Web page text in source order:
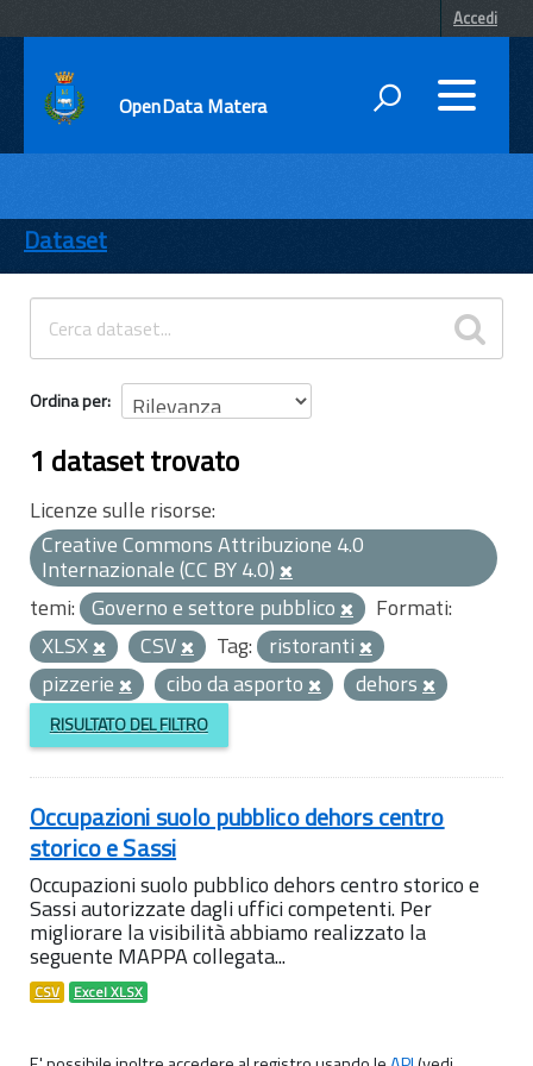
Accedi
OpenData Matera
ENTI
TEMI
INFORMAZIONI
Dataset
Ordina per
1 dataset trovato
Licenze sulle risorse:
Creative Commons Attribuzione 4.0
Internazionale (CC BY 4.0)
temi: Governo e settore pubblico
Formati:
XLSX
CSV Tag: ristoranti
pizzerie
cibo da asporto dehors
RISULTATO DEL FILTRO
Occupazioni suolo pubblico dehors centro
storico e Sassi
Occupazioni suolo pubblico dehors centro storico e
Sassi autorizzate dagli uffici competenti. Per
migliorare la visibilità abbiamo realizzato la
seguente MAPPA collegata...
CSV Excel XLSX